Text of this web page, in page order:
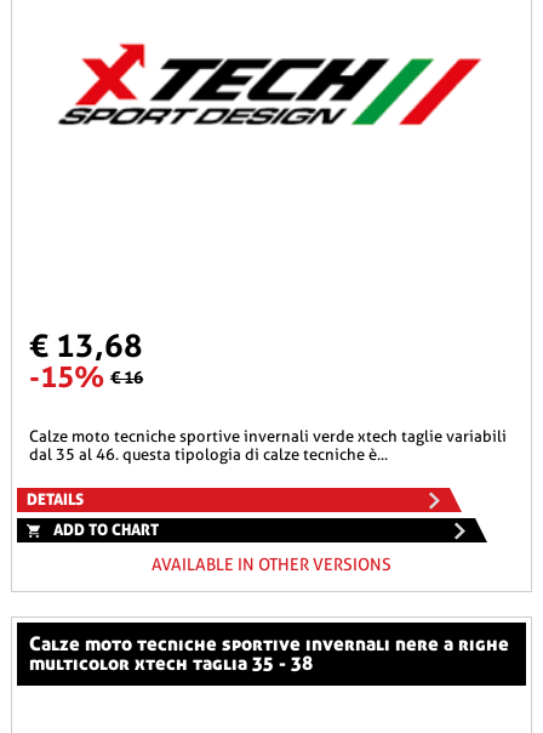
€ 13,68
-15% € 16
calze moto tecniche sportive invernali verde xtech taglie variabili
dal 35 al 46. questa tipologia di calze tecniche è...
DETAILS
ADD TO CHART
AVAILABLE IN OTHER VERSIONS
calze moto tecniche sportive invernali nere a righe
multicolor xtech taglia 35 - 38